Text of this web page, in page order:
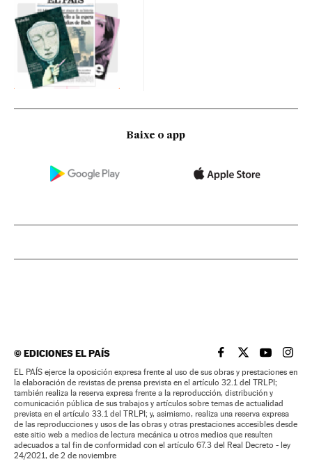
Baixe o app
©EDICIONES EL PAÍS EL PAÍS BRASIL EN
EL PAÍSEL PAÍS
EL
EL PAÍS ejerce la oposición expresa frente al uso de sus obras y prestaciones en
la elaboración de revistas de prensa prevista en el artículo 32.1 del TRLPI;
también realiza la reserva expresa frente a la reproducción, distribución y
comunicación pública de sus trabajos y artículos sobre temas de actualidad
prevista en el artículo 33.1 del TRLPI; y, asimismo, realiza una reserva expresa
de las reproducciones y usos de las obras y otras prestaciones accesibles desde
este sitio web a medios de lectura mecánica u otros medios que resulten
adecuados a tal fin de conformidad con el artículo 67.3 del Real Decreto - ley
24/2021, de 2 de noviembre